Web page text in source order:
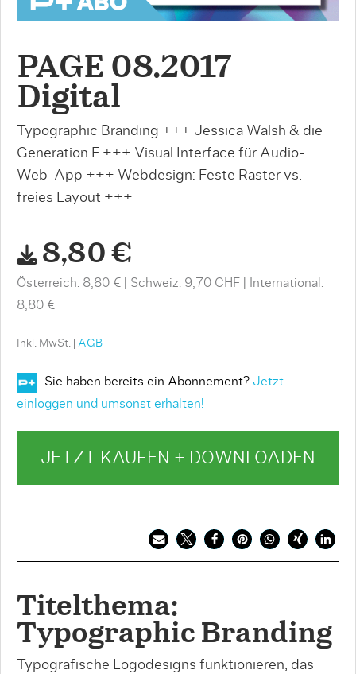
PAGE 08.2017
Digital
Typographic Branding +++ Jessica Walsh & die
Generation F +++ Visual Interface für Audio-
Web-App +++ Webdesign: Feste Raster vs.
freies Layout +++
8,80 €
Österreich: 8,80 € Schweiz: 9,70 CHF
International:
8,80 €
Inkl. MwSt. | AGB
Sie haben bereits ein Abonnement? Jetzt
einloggen und umsonst erhalten!
JETZT KAUFEN + DOWNLOADEN
Titelthema:
Typographic Branding
Typografische Logodesigns funktionieren, das